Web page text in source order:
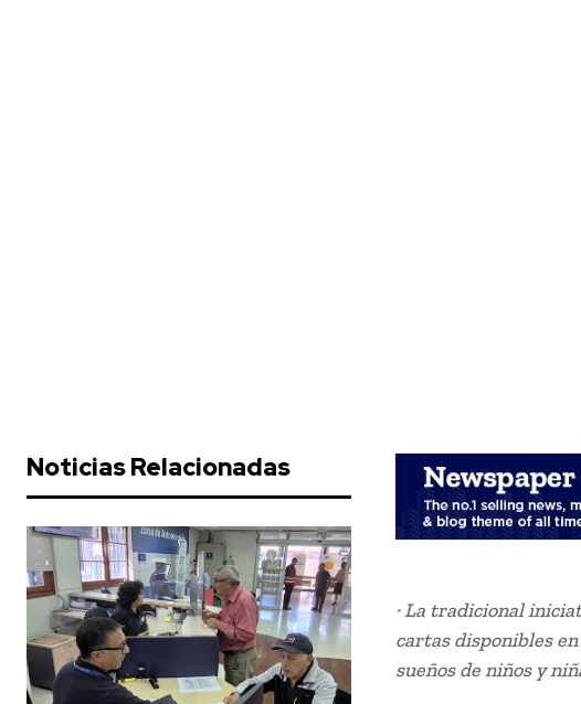
Noticias Relacionadas
· La tradicional
cartas disponibles
sueños de niños y